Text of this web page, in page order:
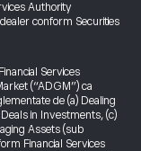
Authority
conform Securities
Services
(“ADGM”) ca
de (a) Dealing
in Investments, (c)
Assets (sub
Financial Services